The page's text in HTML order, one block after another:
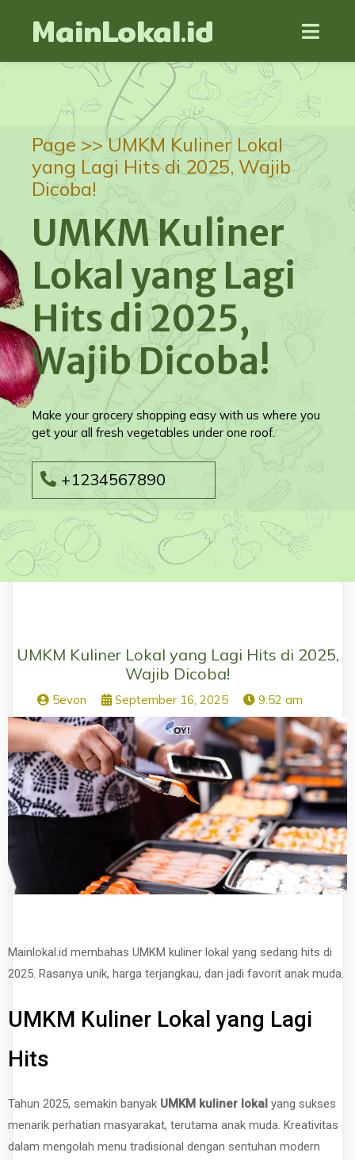
MainLokal.id
Page >>UMKM Kuliner Lokal
yang Lagi Hits di 2025, Wajib
Dicoba!
UMKM Kuliner
Lokal yang Lagi
Hits di 2025,
Wajib Dicoba!
Make your grocery shopping easy with us where you
get your all fresh vegetables under one roof.
+1234567890
UMKM Kuliner Lokal yang Lagi Hits di 2025,
Wajib Dicoba!
5evon September 16, 2025 9:52 am
Mainlokal.id membahas UMKM kuliner lokal yang sedang hits di
2025. Rasanya unik, harga terjangkau, dan jadi favorit anak muda.
UMKM Kuliner Lokal yang Lagi
Hits
Tahun 2025, semakin banyak UMKM kuliner lokal yang sukses
menarik perhatian masyarakat, terutama anak muda. Kreativitas
dalam mengolah menu tradisional dengan sentuhan modern